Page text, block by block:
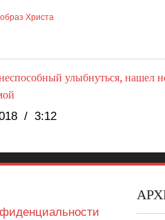
образ Христа
улыбнуться, нашел
/ 3:12